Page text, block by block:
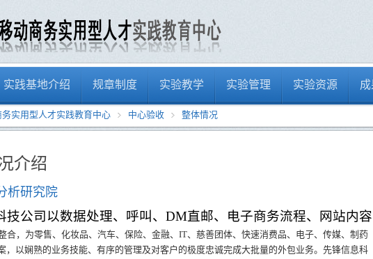
实践基地介绍 规章制度 实验教学 实验管理 实验资源
实用型人才实践教育中心 中心验收 整体情况
介绍
析研究院
技公司以数据处理、呼叫、DM直邮、电子商务流程、网站内容
合，为零售、化妆品、汽车、保险、金融、 IT、慈善团体、快速消费品、电子、传媒、制药
，以娴熟的业务技能、有序的管理及对客户的极度忠诚完成大批量的外包业务。先锋信息科